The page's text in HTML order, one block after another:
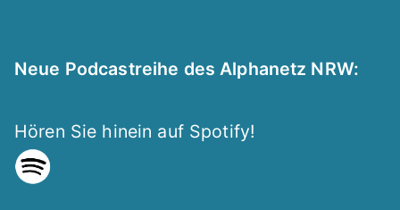
Neue Podcastreihe des Alphanetz NRW:
Hören Sie hinein auf Spotify!